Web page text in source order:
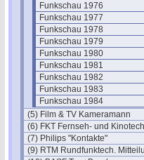
Funkschau 1976
Funkschau 1977
Funkschau 1978
Funkschau 1979
Funkschau 1980
Funkschau 1981
Funkschau 1982
Funkschau 1983
Funkschau 1984
(5) Film & TV Kameramann
(6) FKT Fernseh- und
(7) Philips "Kontakte"
(9) RTM Rundfunktech.